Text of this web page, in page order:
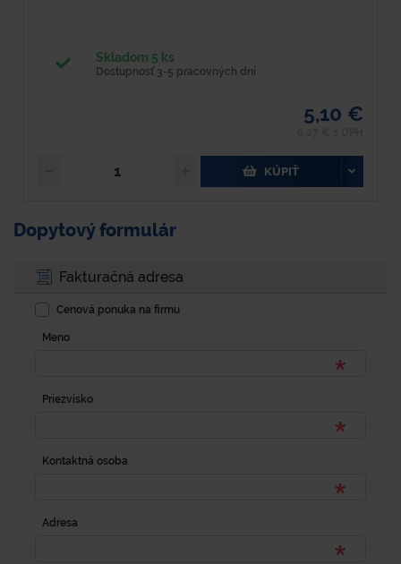
Skladom 5 ks
Dostupnosť 3-5 pracovných dní
5,10 €
KÚPIŤ
Dopytový formulár
Fakturačná adresa
Cenová ponuka na firmu
Meno
Priezvisko
Kontaktná osoba
Adresa